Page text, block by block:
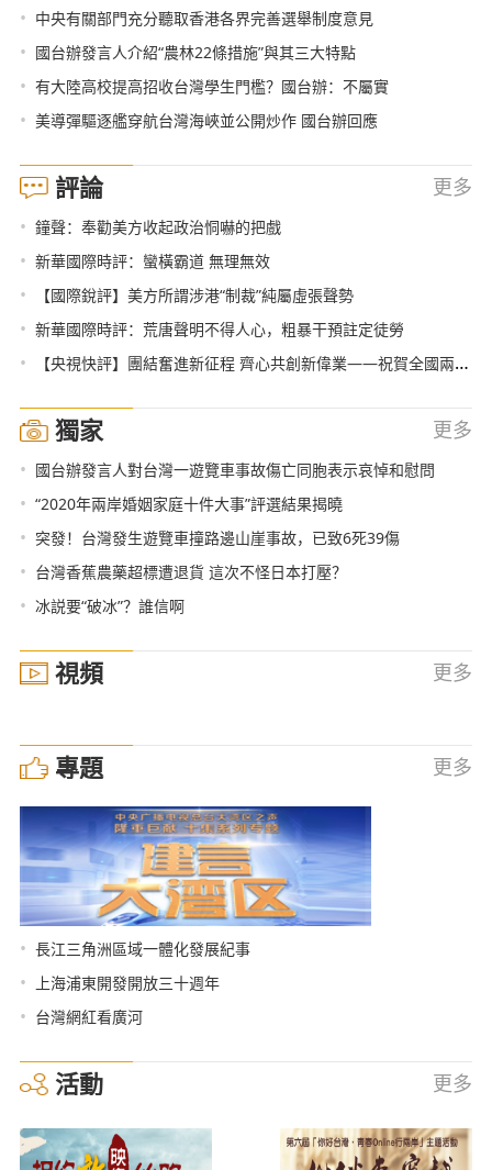
• 中央有關部門充分聽取香港各界完善選舉制度意見
• 國台辦發言人介紹“農林22條措施”與其三大特點
• 有大陸高校提高招收台灣學生門檻？國台辦：不屬實
• 美導彈驅逐艦穿航台灣海峽並公開炒作 國台辦回應
評論 更多
• 鐘聲：奉勸美方收起政治恫嚇的把戲
• 新華國際時評：蠻橫霸道 無理無效
• 【國際銳評】美方所謂涉港“制裁”純屬虛張聲勢
• 新華國際時評：荒唐聲明不得人心，粗暴干預註定徒勞
• 【央視快評】團結奮進新征程 齊心共創新偉業——祝賀全國兩會勝利閉幕
獨家 更多
• 國台辦發言人對台灣一遊覽車事故傷亡同胞表示哀悼和慰問
• “2020年兩岸婚姻家庭十件大事”評選結果揭曉
• 突發！台灣發生遊覽車撞路邊山崖事故，已致6死39傷
• 台灣香蕉農藥超標遭退貨 這次不怪日本打壓？
• 冰説要“破冰”？誰信啊
視頻 更多
專題 更多
• 長江三角洲區域一體化發展紀事
• 上海浦東開發開放三十週年
• 台灣網紅看廣河
活動 更多